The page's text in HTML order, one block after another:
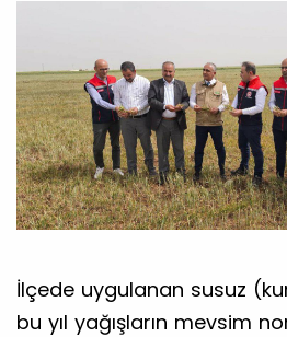
İlçede uygulanan susuz
bu yıl yağışların mevsim